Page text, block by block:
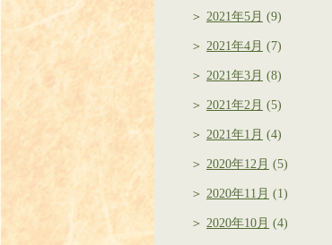
2021年5月 (9)
2021年4月 (7)
2021年3月 (8)
2021年2月 (5)
2021年1月 (4)
2020年12月 (5)
2020年11月 (1)
2020年10月 (4)